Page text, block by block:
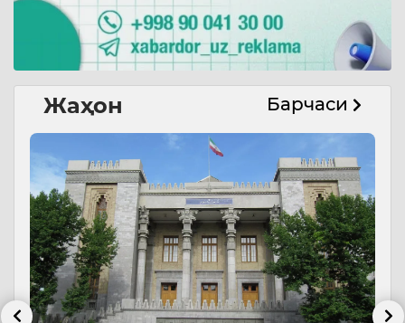
Жаҳон Барчаси